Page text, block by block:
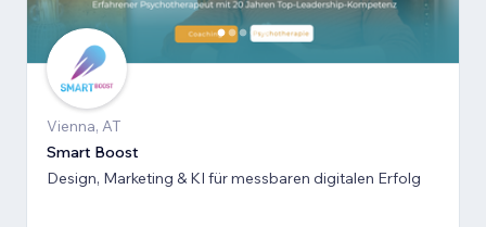
Vienna, AT
Smart Boost
Design, Marketing & KI für messbaren digitalen Erfolg